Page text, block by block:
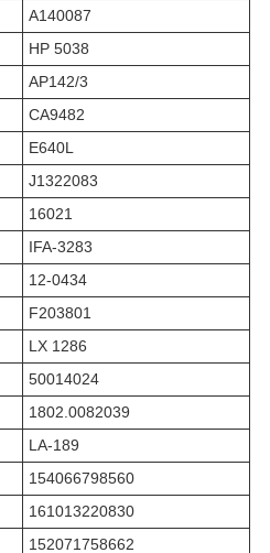
A140087
HP 5038
AP142/3
CA9482
E640L
J1322083
16021
IFA-3283
12-0434
F203801
LX 1286
50014024
1802.0082039
LA-189
154066798560
161013220830
152071758662